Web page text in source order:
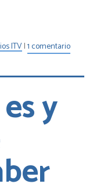
ITV|1 comentario
y